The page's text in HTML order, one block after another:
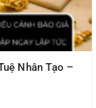
Nhân Tạo –